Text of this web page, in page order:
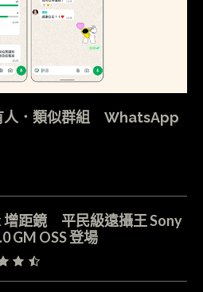
人．類似群組 WhatsApp
增距鏡 平民級遠攝王 Sony
GM OSS 登場